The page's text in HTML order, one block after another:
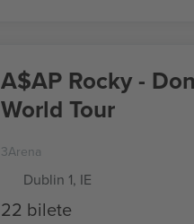
A$AP Rocky -
World Tour
3Arena
Dublin 1, IE
22 bilete